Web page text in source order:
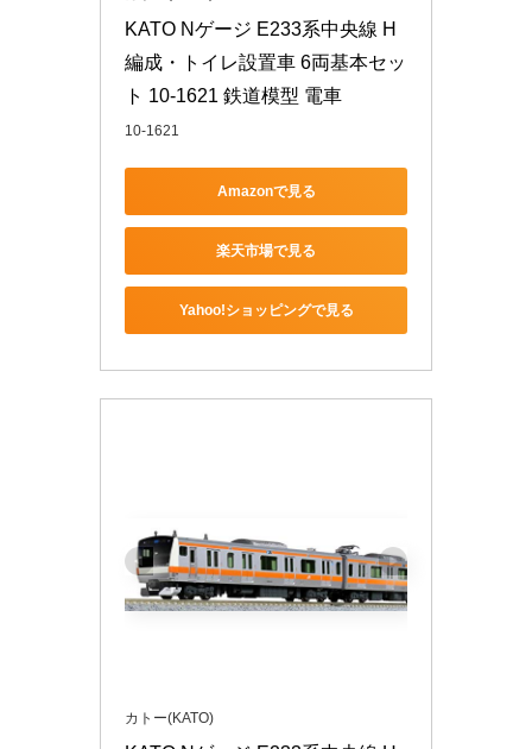
KATO Nゲージ E233系中央線 H
編成・トイレ設置車 6両基本セッ
ト 10-1621 鉄道模型 電車
10-1621
Amazonで見る
楽天市場で見る
Yahoo!ショッピングで見る
カトー(KATO)